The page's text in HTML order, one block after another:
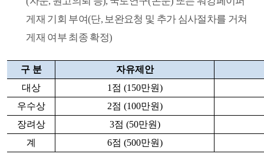
게재 기회 부여(단, 보완요청 및 추가 심사절차를 거쳐
게재 여부 최종 확정)
구 분
자유제안
대상
1 점 (150만원)
우수상
2점 (100만원)
장려상
3점 (50만원)
계
6점 (500만원)